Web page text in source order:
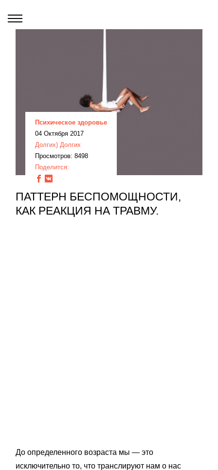
Психическое здоровье
04 Октября 2017
Долгих) Долгих
Просмотров: 8498
Поделится:
ПАТТЕРН БЕСПОМОЩНОСТИ,
КАК РЕАКЦИЯ НА ТРАВМУ.
До определенного возраста мы — это
исключительно то, что транслируют нам о нас